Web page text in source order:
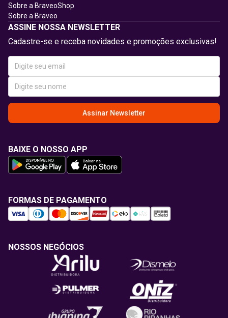
Sobre a BraveoShop
Sobre a Braveo
ASSINE NOSSA NEWSLETTER
Cadastre-se e receba novidades e promoções exclusivas!
Assinar Newsletter
BAIXE O NOSSO APP
FORMAS DE PAGAMENTO
NOSSOS NEGÓCIOS